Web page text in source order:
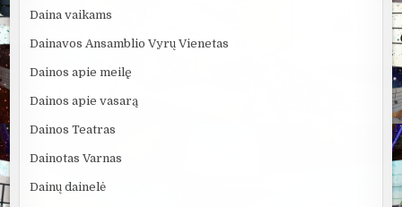
Daina vaikams
Dainavos Ansamblio Vyrų Vienetas
Dainos apie meilę
Dainos apie vasarą
Dainos Teatras
Dainotas Varnas
Dainų dainelė